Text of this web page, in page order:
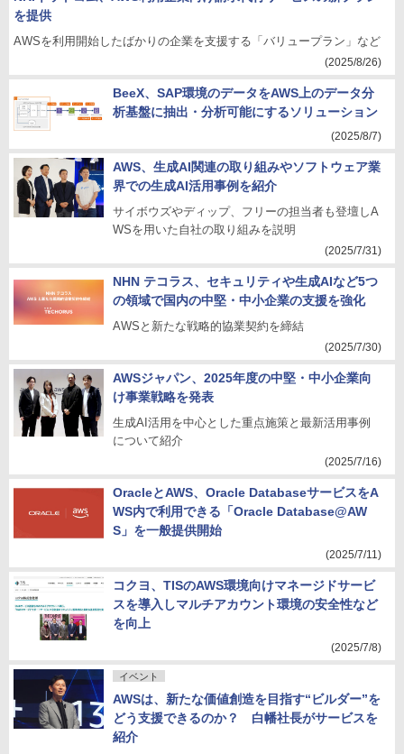
を提供
AWSを利用開始したばかりの企業を支援する「バリュープラン」など
(2025/8/26)
BeeX、SAP環境のデータをAWS上のデータ分
析基盤に抽出・分析可能にするソリューション
(2025/8/7)
AWS、生成AI関連の取り組みやソフトウェア業
界での生成AI活用事例を紹介
サイボウズやディップ、フリーの担当者も登壇しA
WSを用いた自社の取り組みを説明
(2025/7/31)
NHN テコラス、セキュリティや生成AIなど5つ
の領域で国内の中堅・中小企業の支援を強化
AWSと新たな戦略的協業契約を締結
(2025/7/30)
AWSジャパン、2025年度の中堅・中小企業向
け事業戦略を発表
生成AI活用を中心とした重点施策と最新活用事例
について紹介
(2025/7/16)
OracleとAWS、Oracle DatabaseサービスをA
WS内で利用できる「Oracle Database@AW
S」を一般提供開始
(2025/7/11)
コクヨ、TISのAWS環境向けマネージドサービ
スを導入しマルチアカウント環境の安全性など
を向上
(2025/7/8)
イベント
AWSは、新たな価値創造を目指す“ビルダー”を
どう支援できるのか？ 白幡社長がサービスを
紹介